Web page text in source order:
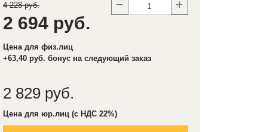
4 228 руб.
2 694 руб.
Цена для физ.лиц
+63,40 руб. бонус на следующий заказ
2 829 руб.
Цена для юр.лиц (с НДС 22%)